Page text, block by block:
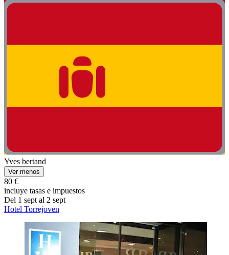
Yves bertand
Ver menos
80 €
incluye tasas e impuestos
Del 1 sept al 2 sept
Hotel Torrejoven